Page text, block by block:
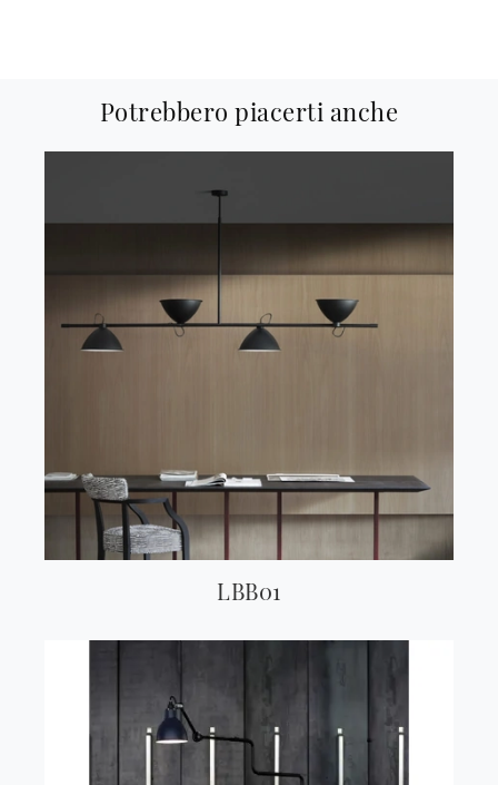
Potrebbero piacerti anche
LBB01